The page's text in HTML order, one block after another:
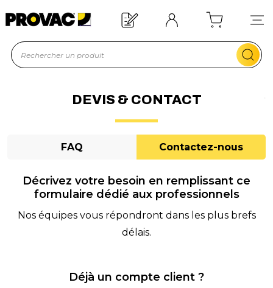
d'un équipement ?
DEVIS & CONTACT
FAQ Contactez-nous
Décrivez votre besoin en remplissant ce
formulaire dédié aux professionnels
Nos équipes vous répondront dans les plus brefs
délais.
Déjà un compte client ?